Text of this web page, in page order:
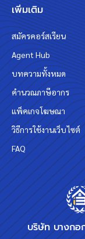
บริษัท บางกอ
เพิ่มเติม
สมัครคอร์สเรียน
Agent Hub
บทความทั้งหมด
คำนวณภาษีอากร
แพ็คเกจโฆษณา
วิธีการใช้งานเว็บไซต์
FAQ